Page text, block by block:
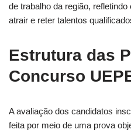
de trabalho da região,
atrair e reter talentos
Estrutura das
Concurso
A avaliação dos candidatos
feita por meio de uma prova